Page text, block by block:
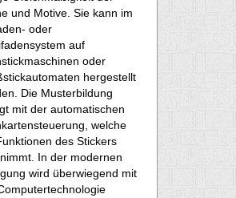
und Motive. Sie kann im
oder
auf
oder
hergestellt
Die Musterbildung
mit der automatischen
welche
des Stickers
In der modernen
wird überwiegend mit